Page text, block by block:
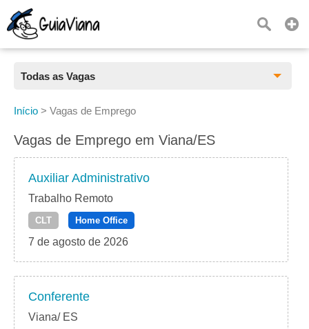
Todas as Vagas
Todas as Vagas
CLT
Freelancer
PJ
Início > Vagas de Emprego
Vagas de Emprego em Viana/ES
Auxiliar Administrativo
Trabalho Remoto
CLT Home Office
7 de agosto de 2026
Conferente
Viana/ ES